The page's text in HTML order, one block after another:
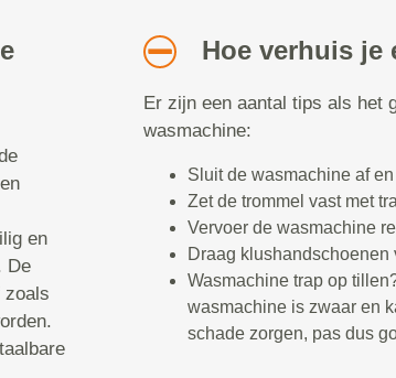
en
De
zoals
Hoe verhuis je
Er zijn een aantal tips als het
wasmachine:
Sluit de wasmachine af
Zet de trommel vast met
Vervoer de wasmachine
Draag klushandschoenen
Wasmachine trap op
wasmachine is zwaar en
schade zorgen, pas dus